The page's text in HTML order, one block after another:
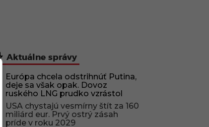
Aktuálne správy
Európa chcela odstrihnúť Putina,
deje sa však opak. Dovoz
ruského LNG prudko vzrástol
USA chystajú vesmírny štít za 160
miliárd eur. Prvý ostrý zásah
príde v roku 2029